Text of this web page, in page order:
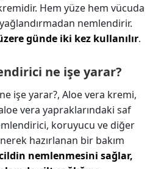
Hem yüze hem vücuda
nemlendirir.
günde iki kez kullanılır.
ne işe yarar?
işe yarar?, Aloe vera kremi,
vera yapraklarındaki saf
koruyucu ve diğer
hazırlanan bir bakım
nemlenmesini sağlar,